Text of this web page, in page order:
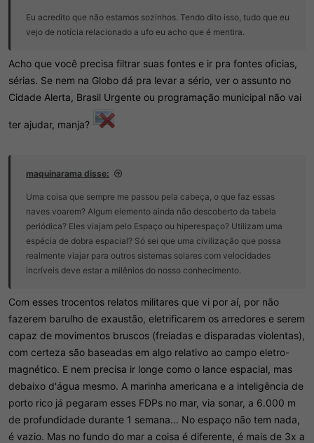
Eu acredito que não estamos sozinhos. Tendo dito isso, tudo que eu
vejo de notícia relacionado a ufo eu acho que é mentira.
Acho que você precisa filtrar suas fontes e ir pra fontes oficias,
sérias. Se nem na Globo dá pra levar a sério, ver o assunto no
Cidade Alerta, Brasil Urgente ou programação municipal não vai
ter ajudar, manja?
maquinarama disse:
Uma coisa que sempre me passou pela cabeça, o que faz essas
naves voarem? Algum elemento ainda não descoberto da tabela
periódica? Eles viajam pelo Espaço ou hiperespaço? Utilizam uma
espécia de dobra espacial? Só sei que uma civilização que possa
realmente viajar para outros sistemas solares com velocidades
incríveis deve estar a milênios do nosso conhecimento.
Com esses trocentos relatos militares que vi por aí, por não
fazerem barulho de exaustão, eletrificarem os arredores e serem
capaz de movimentos bruscos (freiadas e disparadas violentas),
com certeza são baseadas em algo relativo ao campo eletro-
magnético. E nem precisa ir longe como o lance espacial, mas
debaixo d'água mesmo. A marinha americana e a inteligência de
porto rico já pegaram esses FDPs no mar, via sonar, a 6.000 m
de profundidade durante 1 semana... No espaço não tem nada,
é vazio. Mas no fundo do mar a coisa é diferente, é mais de 3x a